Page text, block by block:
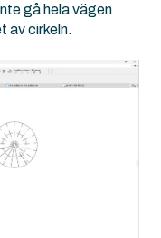
gå hela vägen
av cirkeln.